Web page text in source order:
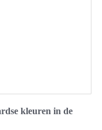
kleuren in de